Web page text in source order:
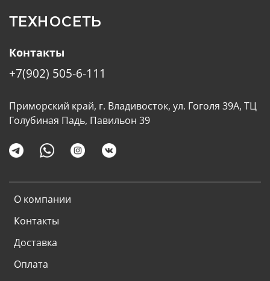
ТЕХНОСЕТЬ
О компании
Контакты
Доставка
Оплата
Контакты
+7(902) 505-6-111
Приморский край, г. Владивосток, ул. Гоголя 39А, ТЦ
Голубиная Падь, Павильон 39